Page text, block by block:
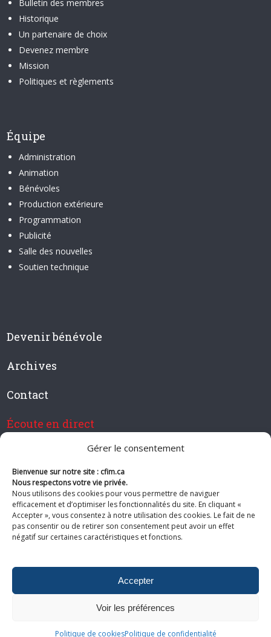
Gérer le consentement
Bienvenue sur notre site : cfim.ca
Nous respectons votre vie privée.
Nous utilisons des cookies pour vous permettre de naviguer
efficacement et d’optimiser les fonctionnalités du site. En cliquant «
Accepter », vous consentez à notre utilisation des cookies. Le fait de ne
pas consentir ou de retirer son consentement peut avoir un effet
négatif sur certaines caractéristiques et fonctions.
Accepter
Voir les préférences
Politique de cookiesPolitique de confidentialité
Bulletin des membres
Historique
Un partenaire de choix
Devenez membre
Mission
Politiques et règlements
Équipe
Administration
Animation
Bénévoles
Production extérieure
Programmation
Publicité
Salle des nouvelles
Soutien technique
Devenir bénévole
Archives
Contact
Écoute en direct
Devenir membre de CFIM
Suivez-nous
du site